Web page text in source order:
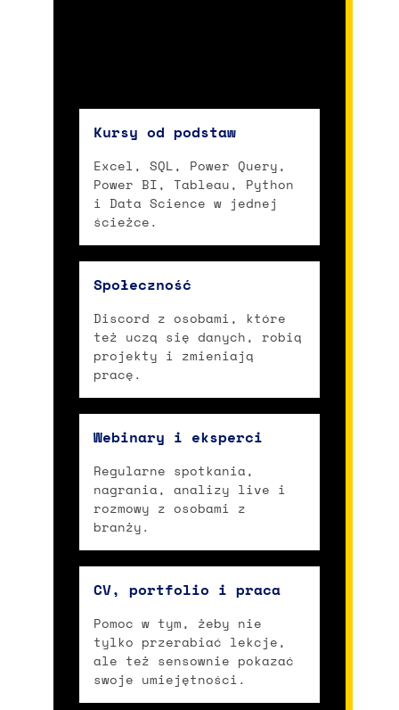
Kursy od podstaw
Excel, SQL, Power Query,
Power BI, Tableau, Python
i Data Science w jednej
ścieżce.
Społeczność
Discord z osobami, które
też uczą się danych, robią
projekty i zmieniają
pracę.
Webinary i eksperci
Regularne spotkania,
nagrania, analizy live i
rozmowy z osobami z
branży.
CV, portfolio i praca
Pomoc w tym, żeby nie
tylko przerabiać lekcje,
ale też sensownie pokazać
swoje umiejętności.